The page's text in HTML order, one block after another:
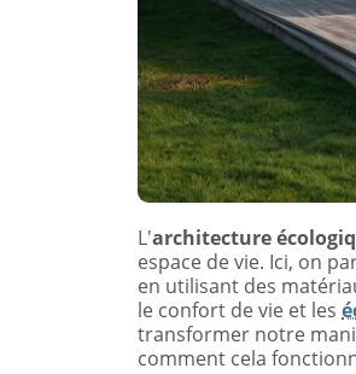
L'architecture
espace de vie. Ici, on
en utilisant des
le confort de vie et les
transformer notre
comment cela